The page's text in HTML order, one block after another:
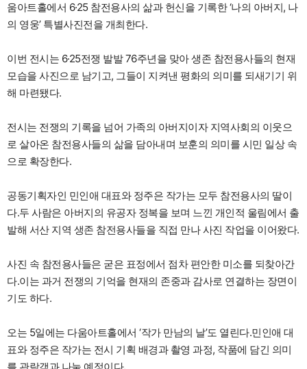
움아트홀에서 6·25 참전용사의 삶과 헌신을 기록한 ‘나의 아버지, 나
의 영웅’ 특별사진전을 개최한다.
이번 전시는 6·25전쟁 발발 76주년을 맞아 생존 참전용사들의 현재
모습을 사진으로 남기고, 그들이 지켜낸 평화의 의미를 되새기기 위
해 마련됐다.
전시는 전쟁의 기록을 넘어 가족의 아버지이자 지역사회의 이웃으
로 살아온 참전용사들의 삶을 담아내며 보훈의 의미를 시민 일상 속
으로 확장한다.
공동기획자인 민인애 대표와 정주은 작가는 모두 참전용사의 딸이
다.두 사람은 아버지의 유공자 정복을 보며 느낀 개인적 울림에서 출
발해 서산 지역 생존 참전용사들을 직접 만나 사진 작업을 이어왔다.
사진 속 참전용사들은 굳은 표정에서 점차 편안한 미소를 되찾아간
다.이는 과거 전쟁의 기억을 현재의 존중과 감사로 연결하는 장면이
기도 하다.
오는 5일에는 다움아트홀에서 ‘작가 만남의 날’도 열린다.민인애 대
표와 정주은 작가는 전시 기획 배경과 촬영 과정, 작품에 담긴 의미